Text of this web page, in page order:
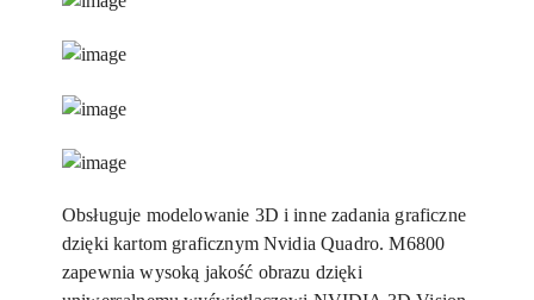
Obsługuje modelowanie 3D i inne zadania graficzne
dzięki kartom graficznym Nvidia Quadro. M6800
zapewnia wysoką jakość obrazu dzięki